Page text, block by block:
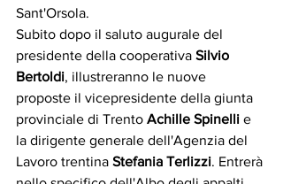
Sant'Orsola.
Subito dopo il saluto augurale del
presidente della cooperativa Silvio
Bertoldi, illustreranno le nuove
proposte il vicepresidente della giunta
provinciale di Trento Achille Spinelli e
la dirigente generale dell'Agenzia del
Lavoro trentina Stefania Terlizzi. Entrerà